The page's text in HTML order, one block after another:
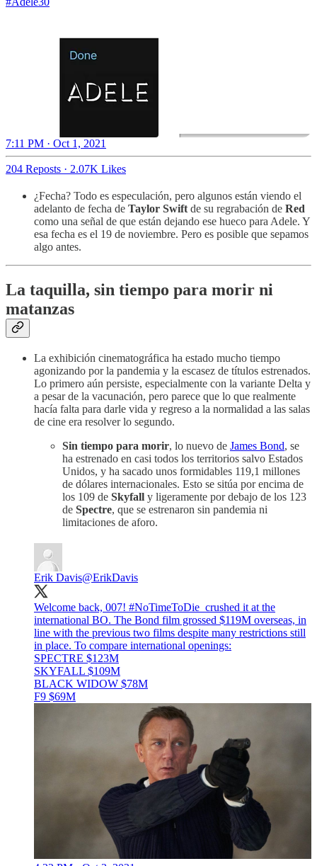
7:11 PM · Oct 1, 2021
204 Reposts · 2.07K Likes
¿Fecha? Todo es especulación, pero algunos están viendo el
adelanto de fecha de Taylor Swift de su regrabación de Red
como una señal de que están dejando ese hueco para Adele. Y
esa fecha es el 19 de noviembre. Pero es posible que sepamos
algo antes.
La taquilla, sin tiempo para morir ni
matanzas
La exhibición cinematográfica ha estado mucho tiempo
agonizando por la pandemia y la escasez de títulos estrenados.
Lo primero aún persiste, especialmente con la variante Delta y
a pesar de la vacunación, pero parece que lo que realmente
hacía falta para darle vida y regreso a la normalidad a las salas
de cine era resolver lo segundo.
Sin tiempo para morir, lo nuevo de James Bond, se
ha estrenado en casi todos los territorios salvo Estados
Unidos, y ha sacado unos formidables 119,1 millones
de dólares internacionales. Esto se sitúa por encima de
los 109 de Skyfall y ligeramente por debajo de los 123
de Spectre, que se estrenaron sin pandemia ni
limitaciones de aforo.
Erik Davis@ErikDavis
Welcome back, 007! #NoTimeToDie crushed it at the
international BO. The Bond film grossed $119M overseas, in
line with the previous two films despite many restrictions still
in place. To compare international openings:
SPECTRE $123M
SKYFALL $109M
BLACK WIDOW $78M
F9 $69M